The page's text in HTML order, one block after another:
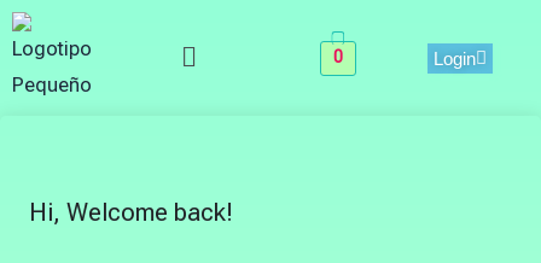
Skip
to
content
Menu 0 Login
Hi, Welcome back!